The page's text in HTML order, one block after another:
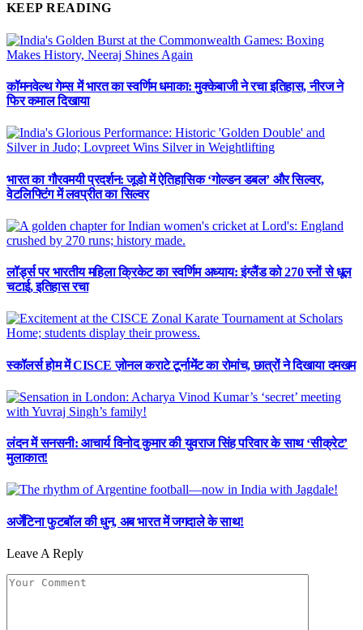
KEEP READING
कॉमनवेल्थ गेम्स में भारत का स्वर्णिम धमाका: मुक्केबाजी ने रचा इतिहास, नीरज ने
फिर कमाल दिखाया
भारत का गौरवमयी प्रदर्शन: जूडो में ऐतिहासिक ‘गोल्डन डबल’ और सिल्वर,
वेटलिफ्टिंग में लवप्रीत का सिल्वर
लॉर्ड्स पर भारतीय महिला क्रिकेट का स्वर्णिम अध्याय: इंग्लैंड को 270 रनों से धूल
चटाई, इतिहास रचा
स्कॉलर्स होम में CISCE ज़ोनल कराटे टूर्नामेंट का रोमांच, छात्रों ने दिखाया दमखम
लंदन में सनसनी: आचार्य विनोद कुमार की युवराज सिंह परिवार के साथ ‘सीक्रेट’
मुलाकात!
अर्जेंटिना फुटबॉल की धुन, अब भारत में जगदाले के साथ!
Leave A Reply